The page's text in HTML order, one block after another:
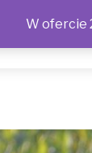
W ofercie